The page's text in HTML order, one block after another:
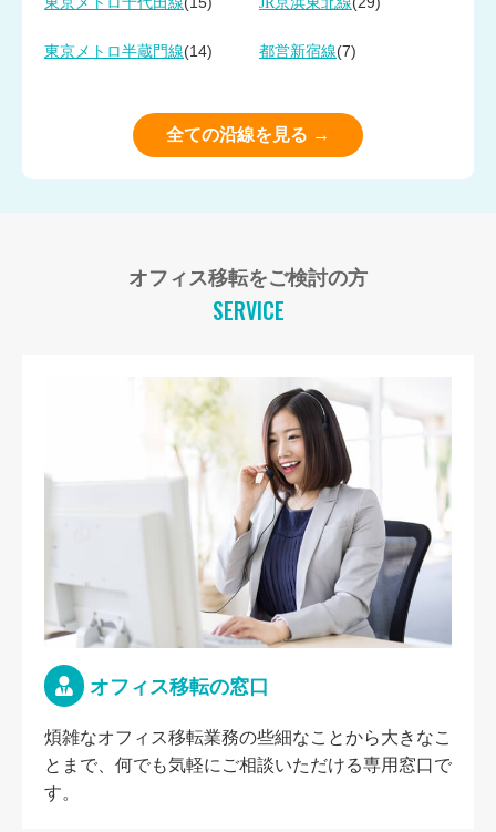
東京メトロ半蔵門線(14) 都営新宿線(7)
全ての沿線を見る →
オフィス移転をご検討の方
SERVICE
オフィス移転の窓口
煩雑なオフィス移転業務の些細なことから大きなこ
とまで、何でも気軽にご相談いただける専用窓口で
す。